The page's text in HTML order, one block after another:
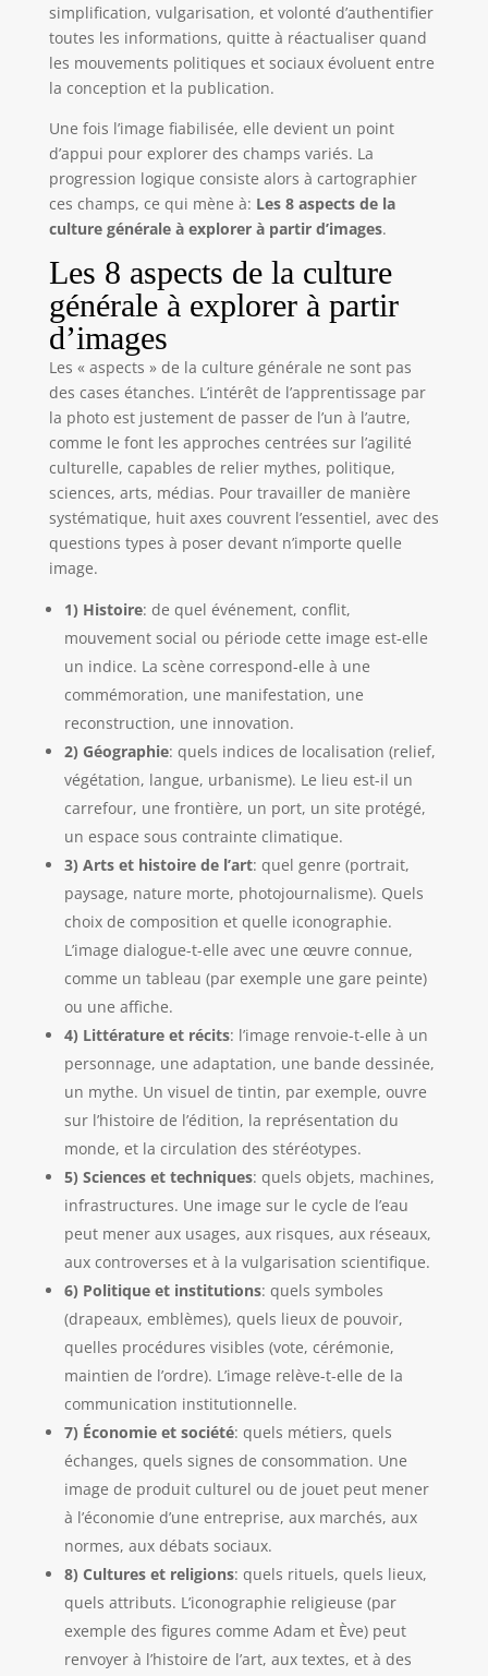
simplification, vulgarisation, et volonté d’authentifier
toutes les informations, quitte à réactualiser quand
les mouvements politiques et sociaux évoluent entre
la conception et la publication.
Une fois l’image fiabilisée, elle devient un point
d’appui pour explorer des champs variés. La
progression logique consiste alors à cartographier
ces champs, ce qui mène à: Les 8 aspects de la
culture générale à explorer à partir d’images.
Les 8 aspects de la culture
générale à explorer à partir
d’images
Les « aspects » de la culture générale ne sont pas
des cases étanches. L’intérêt de l’apprentissage par
la photo est justement de passer de l’un à l’autre,
comme le font les approches centrées sur l’agilité
culturelle, capables de relier mythes, politique,
sciences, arts, médias. Pour travailler de manière
systématique, huit axes couvrent l’essentiel, avec des
questions types à poser devant n’importe quelle
image.
1) Histoire: de quel événement, conflit,
mouvement social ou période cette image est-elle
un indice. La scène correspond-elle à une
commémoration, une manifestation, une
reconstruction, une innovation.
2) Géographie: quels indices de localisation (relief,
végétation, langue, urbanisme). Le lieu est-il un
carrefour, une frontière, un port, un site protégé,
un espace sous contrainte climatique.
3) Arts et histoire de l’art: quel genre (portrait,
paysage, nature morte, photojournalisme). Quels
choix de composition et quelle iconographie.
L’image dialogue-t-elle avec une œuvre connue,
comme un tableau (par exemple une gare peinte)
ou une affiche.
4) Littérature et récits: l’image renvoie-t-elle à un
personnage, une adaptation, une bande dessinée,
un mythe. Un visuel de tintin, par exemple, ouvre
sur l’histoire de l’édition, la représentation du
monde, et la circulation des stéréotypes.
5) Sciences et techniques: quels objets, machines,
infrastructures. Une image sur le cycle de l’eau
peut mener aux usages, aux risques, aux réseaux,
aux controverses et à la vulgarisation scientifique.
6) Politique et institutions: quels symboles
(drapeaux, emblèmes), quels lieux de pouvoir,
quelles procédures visibles (vote, cérémonie,
maintien de l’ordre). L’image relève-t-elle de la
communication institutionnelle.
7) Économie et société: quels métiers, quels
échanges, quels signes de consommation. Une
image de produit culturel ou de jouet peut mener
à l’économie d’une entreprise, aux marchés, aux
normes, aux débats sociaux.
8) Cultures et religions: quels rituels, quels lieux,
quels attributs. L’iconographie religieuse (par
exemple des figures comme Adam et Ève) peut
renvoyer à l’histoire de l’art, aux textes, et à des